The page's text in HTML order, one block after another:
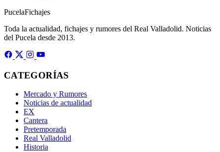
PucelaFichajes
Toda la actualidad, fichajes y rumores del Real Valladolid. Noticias
del Pucela desde 2013.
CATEGORÍAS
Mercado y Rumores
Noticias de actualidad
EX
Cantera
Pretemporada
Real Valladolid
Historia